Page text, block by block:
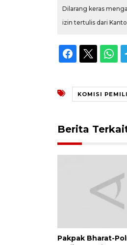
Dilarang keras
izin tertulis dari
KOMISI
Berita
Pakpak Bharat-